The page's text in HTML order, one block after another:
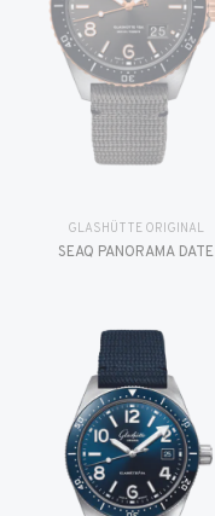
GLASHÜTTE ORIGINAL
SEAQ PANORAMA DATE